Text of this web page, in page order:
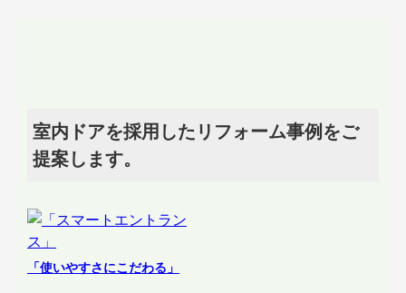
室内ドアを採用したリフォーム事例をご
提案します。
「使いやすさにこだわる」